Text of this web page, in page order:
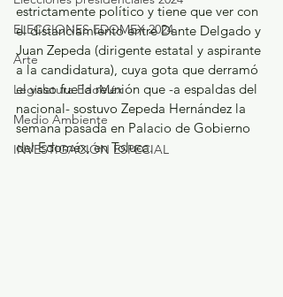
ELECCIONES EDOMEX 2024
Arte
Legislatura EdoMéx
Medio Ambiente
INVESTIGACIÓN ESPECIAL
estrictamente político y tiene que ver con
el distanciamiento entre Dante Delgado y
Juan Zepeda (dirigente estatal y aspirante
a la candidatura), cuya gota que derramó
el vaso fue la reunión que -a espaldas del
nacional- sostuvo Zepeda Hernández la
semana pasada en Palacio de Gobierno
del Edoméx, en Toluca.